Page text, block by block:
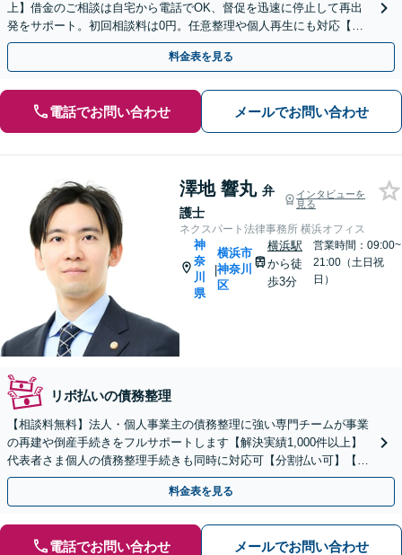
上】借金のご相談は自宅から電話でOK、督促を迅速に停止して再出
発をサポート。初回相談料は0円。任意整理や個人再生にも対応【土
日祝日・夜間も相談受付】【費用の分割払い可】
料金表を見る
電話でお問い合わせ メールでお問い合わせ
澤地 響丸 弁
護士
インタビューを
見る
ネクスパート法律事務所 横浜オフィス
神
奈
川
県
|
横浜市
神奈川
区
横浜駅
から徒
歩3分
営業時間：09:00~
21:00（土日祝
日）
リボ払いの債務整理
【相談料無料】法人・個人事業主の債務整理に強い専門チームが事業
の再建や倒産手続きをフルサポートします【解決実績1,000件以上】
代表者さま個人の債務整理手続きも同時に対応可【分割払い可】【後
払い応相談】【夜間・休日相談可】
料金表を見る
電話でお問い合わせ メールでお問い合わせ